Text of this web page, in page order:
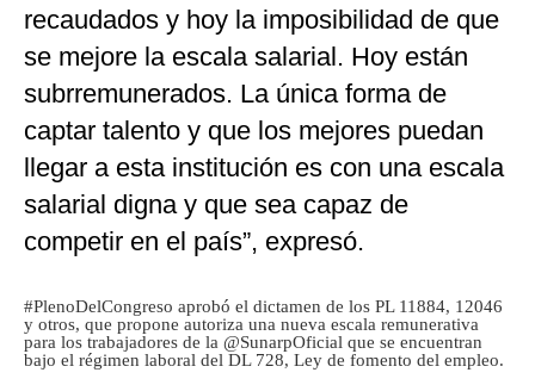
recaudados y hoy la imposibilidad de que
se mejore la escala salarial. Hoy están
subrremunerados. La única forma de
captar talento y que los mejores puedan
llegar a esta institución es con una escala
salarial digna y que sea capaz de
competir en el país”, expresó.
#PlenoDelCongreso aprobó el dictamen de los PL 11884, 12046
y otros, que propone autoriza una nueva escala remunerativa
para los trabajadores de la @SunarpOficial que se encuentran
bajo el régimen laboral del DL 728, Ley de fomento del empleo.